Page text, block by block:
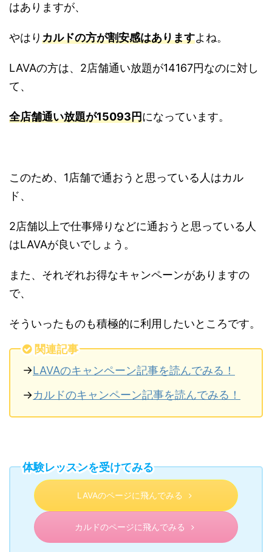
はありますが、
やはりカルドの方が割安感はありますよね。
LAVAの方は、2店舗通い放題が14167円なのに対し
て、
全店舗通い放題が15093円になっています。
このため、1店舗で通おうと思っている人はカル
ド、
2店舗以上で仕事帰りなどに通おうと思っている人
はLAVAが良いでしょう。
また、それぞれお得なキャンペーンがありますの
で、
そういったものも積極的に利用したいところです。
関連記事
→LAVAのキャンペーン記事を読んでみる！
→カルドのキャンペーン記事を読んでみる！
体験レッスンを受けてみる
LAVAのページに飛んでみる
カルドのページに飛んでみる